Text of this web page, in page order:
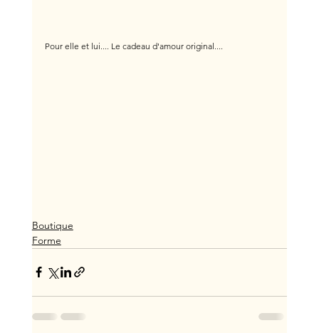
Pour elle et lui.... Le cadeau d'amour original....
Boutique
Forme